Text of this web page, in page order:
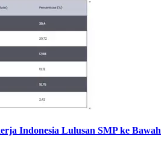
Indonesia Lulusan SMP ke Bawah